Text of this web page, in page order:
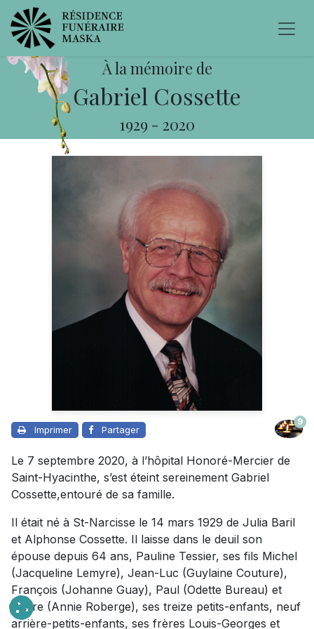
À la mémoire de
Gabriel Cossette
1929 - 2020
Imprimer Partager
9
Le 7 septembre 2020, à l’hôpital Honoré-Mercier de
Saint-Hyacinthe, s’est éteint sereinement Gabriel
Cossette,entouré de sa famille.
Il était né à St-Narcisse le 14 mars 1929 de Julia Baril
et Alphonse Cossette. Il laisse dans le deuil son
épouse depuis 64 ans, Pauline Tessier, ses fils Michel
(Jacqueline Lemyre), Jean-Luc (Guylaine Couture),
François (Johanne Guay), Paul (Odette Bureau) et
Pierre (Annie Roberge), ses treize petits-enfants, neuf
arrière-petits-enfants, ses frères Louis-Georges et